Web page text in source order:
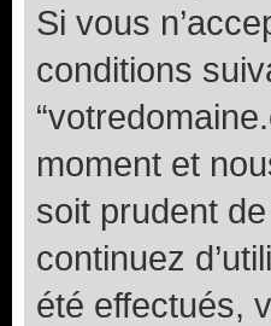
Si vous
conditions
moment et
soit prudent
continuez
été effectués,